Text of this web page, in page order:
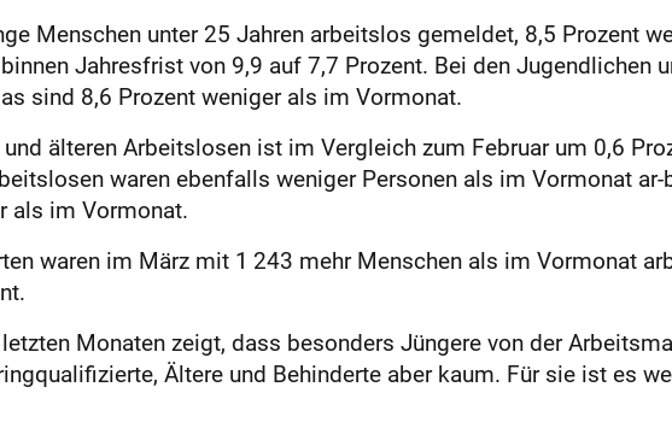
Menschen unter 25 Jahren arbeitslos gemeldet, 8,5 Prozent
Jahresfrist von 9,9 auf 7,7 Prozent. Bei den Jugendlichen
sind 8,6 Prozent weniger als im Vormonat.
älteren Arbeitslosen ist im Vergleich zum Februar um 0,6
waren ebenfalls weniger Personen als im Vormonat
als im Vormonat.
waren im März mit 1 243 mehr Menschen als im Vormonat
Monaten zeigt, dass besonders Jüngere von der
Ältere und Behinderte aber kaum. Für sie ist es